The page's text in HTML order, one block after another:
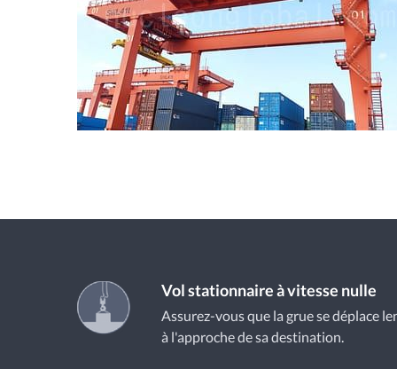
Vol stationnaire à vitesse nulle
Assurez-vous que la grue se déplace
à l'approche de sa destination.